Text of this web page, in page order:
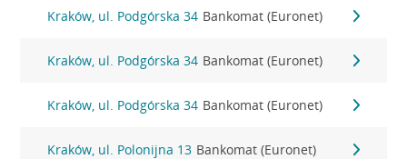
Kraków, ul. Podgórska 34 Bankomat (Euronet)
Kraków, ul. Podgórska 34 Bankomat (Euronet)
Kraków, ul. Podgórska 34 Bankomat (Euronet)
Kraków, ul. Polonijna 13 Bankomat (Euronet)